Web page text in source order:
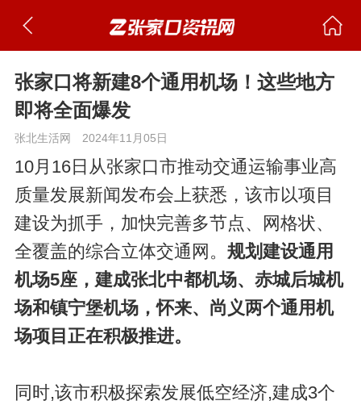
张家口将新建8个通用机场！这些地方
即将全面爆发
张北生活网 2024年11月05日
10月16日从张家口市推动交通运输事业高
质量发展新闻发布会上获悉，该市以项目
建设为抓手，加快完善多节点、网格状、
全覆盖的综合立体交通网。 规划建设通用
机场5座，建成张北中都机场、赤城后城机
场和镇宁堡机场，怀来、尚义两个通用机
场项目正在积极推进。
同时,该市积极探索发展低空经济,建成3个